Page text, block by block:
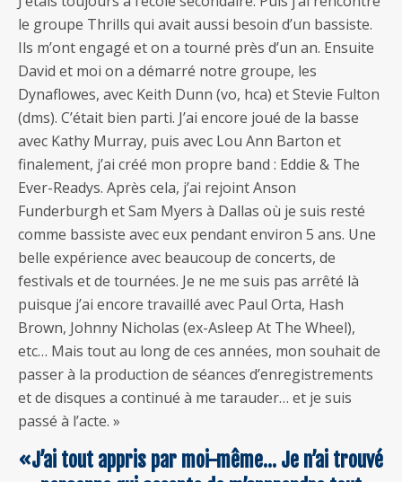
le groupe Thrills qui avait aussi besoin d’un bassiste.
Ils m’ont engagé et on a tourné près d’un an. Ensuite
David et moi on a démarré notre groupe, les
Dynaflowes, avec Keith Dunn (vo, hca) et Stevie Fulton
(dms). C’était bien parti. J’ai encore joué de la basse
avec Kathy Murray, puis avec Lou Ann Barton et
finalement, j’ai créé mon propre band : Eddie & The
Ever-Readys. Après cela, j’ai rejoint Anson
Funderburgh et Sam Myers à Dallas où je suis resté
comme bassiste avec eux pendant environ 5 ans. Une
belle expérience avec beaucoup de concerts, de
festivals et de tournées. Je ne me suis pas arrêté là
puisque j’ai encore travaillé avec Paul Orta, Hash
Brown, Johnny Nicholas (ex-Asleep At The Wheel),
etc… Mais tout au long de ces années, mon souhait de
passer à la production de séances d’enregistrements
et de disques a continué à me tarauder… et je suis
passé à l’acte. »
«J’ai tout appris par moi-même… Je n’ai trouvé